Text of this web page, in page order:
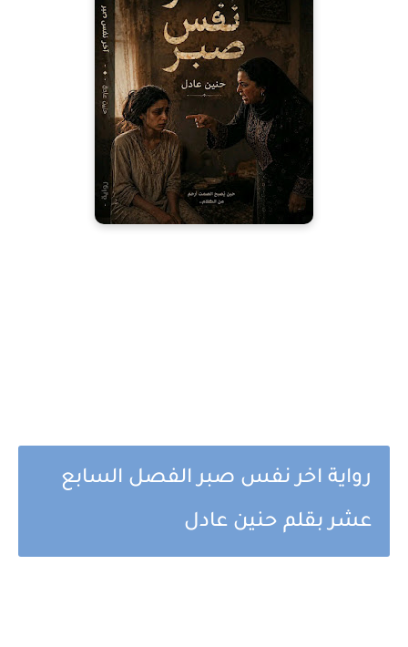
رواية اخر نفس صبر الفصل السابع
عشر بقلم حنين عادل